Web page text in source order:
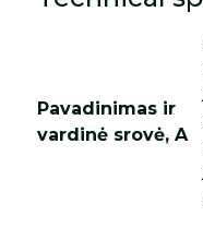
Pavadinimas ir
vardinė srovė, A